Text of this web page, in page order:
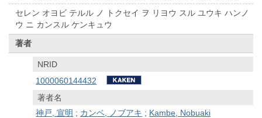
セレン オヨビ テルル ノ トクセイ ヲ リヨウ スル ユウキ ハンノ
ウ ニ カンスル ケンキュウ
著者
NRID
1000060144432
著者名
神戸, 宣明 ; カンベ, ノブアキ ; Kambe, Nobuaki